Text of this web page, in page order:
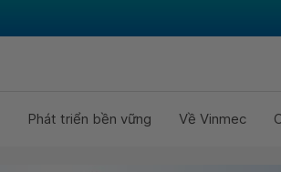
Phát triển bền vững Về Vinmec